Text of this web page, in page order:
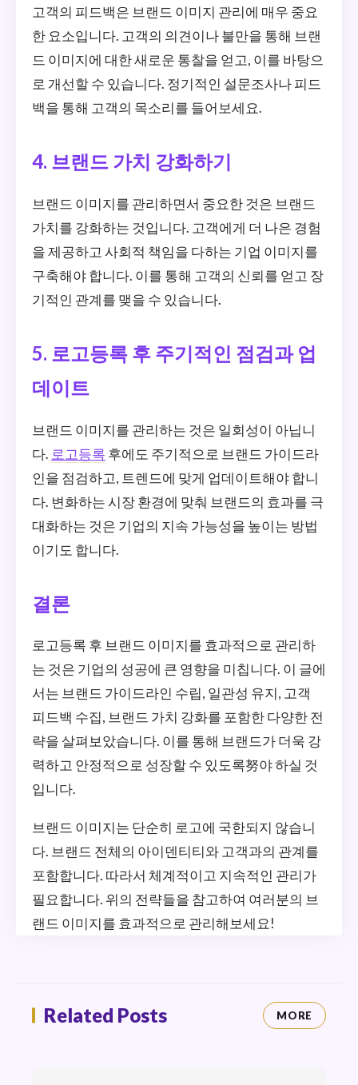
고객의 피드백은 브랜드 이미지 관리에 매우 중요
한 요소입니다. 고객의 의견이나 불만을 통해 브랜
드 이미지에 대한 새로운 통찰을 얻고, 이를 바탕으
로 개선할 수 있습니다. 정기적인 설문조사나 피드
백을 통해 고객의 목소리를 들어보세요.
4. 브랜드 가치 강화하기
브랜드 이미지를 관리하면서 중요한 것은 브랜드
가치를 강화하는 것입니다. 고객에게 더 나은 경험
을 제공하고 사회적 책임을 다하는 기업 이미지를
구축해야 합니다. 이를 통해 고객의 신뢰를 얻고 장
기적인 관계를 맺을 수 있습니다.
5. 로고등록 후 주기적인 점검과 업
데이트
브랜드 이미지를 관리하는 것은 일회성이 아닙니
다. 로고등록 후에도 주기적으로 브랜드 가이드라
인을 점검하고, 트렌드에 맞게 업데이트해야 합니
다. 변화하는 시장 환경에 맞춰 브랜드의 효과를 극
대화하는 것은 기업의 지속 가능성을 높이는 방법
이기도 합니다.
결론
로고등록 후 브랜드 이미지를 효과적으로 관리하
는 것은 기업의 성공에 큰 영향을 미칩니다. 이 글에
서는 브랜드 가이드라인 수립, 일관성 유지, 고객
피드백 수집, 브랜드 가치 강화를 포함한 다양한 전
략을 살펴보았습니다. 이를 통해 브랜드가 더욱 강
력하고 안정적으로 성장할 수 있도록努야 하실 것
입니다.
브랜드 이미지는 단순히 로고에 국한되지 않습니
다. 브랜드 전체의 아이덴티티와 고객과의 관계를
포함합니다. 따라서 체계적이고 지속적인 관리가
필요합니다. 위의 전략들을 참고하여 여러분의 브
랜드 이미지를 효과적으로 관리해보세요!
Related Posts MORE